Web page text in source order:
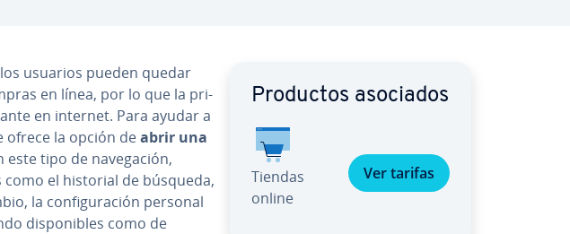
usuarios pueden quedar
en línea, por lo que la pri­
en internet. Para ayudar a
ofrece la opción deabrir una
este tipo de na­ve­ga­ción,
el historial de búsqueda,
la co­n­fi­gu­ra­ción personal
di­s­po­ni­bles como de
Productos asociados
Tiendas
online
Ver tarifas